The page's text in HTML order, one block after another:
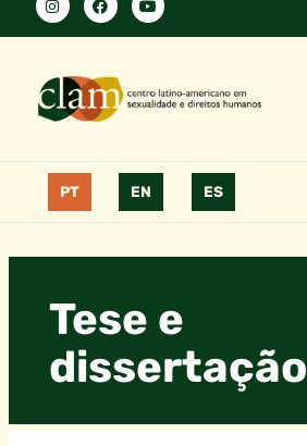
PT EN ES
Tese e
dissertação